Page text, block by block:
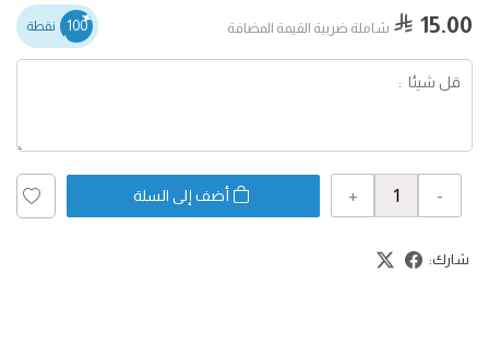
15.00 شاملة ضربية القيمة المضافة 100 نقطة
-
+ أضف إلى السلة
شارك: